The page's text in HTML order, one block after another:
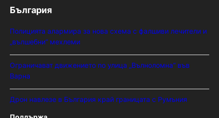
България
Полицията алармира за нова схема с фалшиви лечители и
„вълшебни“ мехлеми
Ограничават движението по улица „Вълноломна“ във
Варна
Дрон навлезе в България край границата с Румъния